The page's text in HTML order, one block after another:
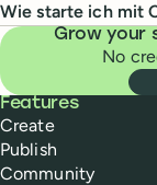
Wie starte ich mit
Grow your
No
Buffer
Features
Create
Publish
Community